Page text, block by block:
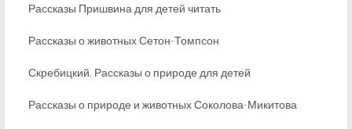
Рассказы Пришвина для детей читать
Рассказы о животных Сетон-Томпсон
Скребицкий. Рассказы о природе для детей
Рассказы о природе и животных Соколова-Микитова